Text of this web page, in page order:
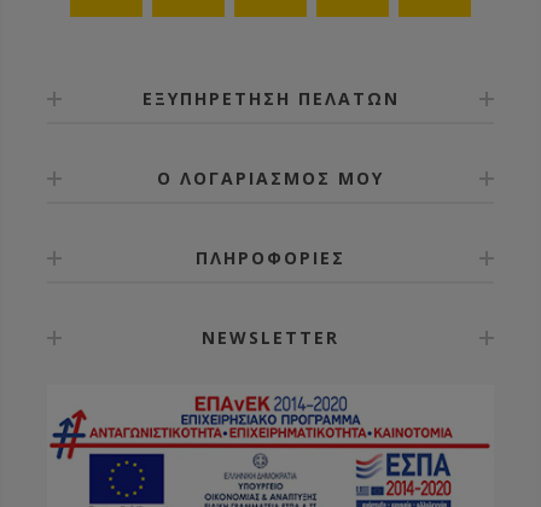
ΕΞΥΠΗΡΕΤΗΣΗ ΠΕΛΑΤΩΝ
Ο ΛΟΓΑΡΙΑΣΜΟΣ ΜΟΥ
ΠΛΗΡΟΦΟΡΙΕΣ
NEWSLETTER